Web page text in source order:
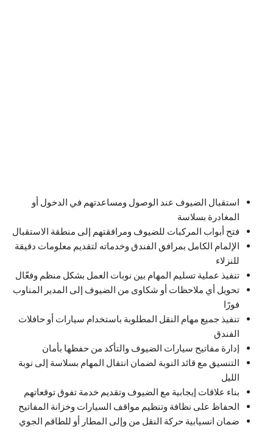
استقبال الضيوف عند الوصول ومساعدتهم في الدخول أو
المغادرة بسلاسة
فتح أبواب المركبات للضيوف ومرافقتهم إلى منطقة الاستقبال
الإلمام الكامل بمرافق الفندق وخدماته لتقديم معلومات دقيقة
للنزلاء
تنفيذ عملية تسليم المهام بين نوبات العمل بشكل منظم وفعّال
تحويل أي ملاحظات أو شكاوى من الضيوف إلى المدير المناوب
فورًا
تنفيذ جميع مهام النقل المطلوبة باستخدام سيارات أو حافلات
الفندق
إدارة مفاتيح سيارات الضيوف والتأكد من حفظها بأمان
التنسيق مع قائد النوبة لضمان انتقال المهام بسلاسة إلى نوبة
الليل
بناء علاقات إيجابية مع الضيوف وتقديم خدمة تفوق توقعاتهم
الحفاظ على نظافة وتنظيم مواقف السيارات وخزانة المفاتيح
ضمان انسيابية حركة النقل من وإلى المطار أو للطاقم الجوي